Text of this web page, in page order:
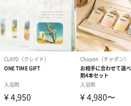
商品の形質上、のしを直接添付でき
同梱します。
※のし下はご記入いただけません。
※カードのデザインは一部変更する場